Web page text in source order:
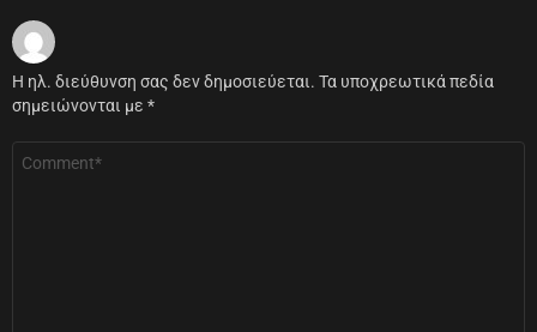
Η ηλ. διεύθυνση σας δεν δημοσιεύεται. Τα υποχρεωτικά πεδία
σημειώνονται με *
Σχόλιο